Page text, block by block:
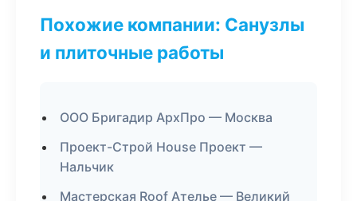
Похожие компании: Санузлы
и плиточные работы
ООО Бригадир АрхПро — Москва
Проект-Строй House Проект —
Нальчик
Мастерская Roof Ателье — Великий